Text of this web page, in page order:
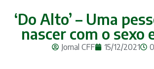
‘Do Alto’ – Uma
nascer com o sexo
Jornal CFF 15/12/2021